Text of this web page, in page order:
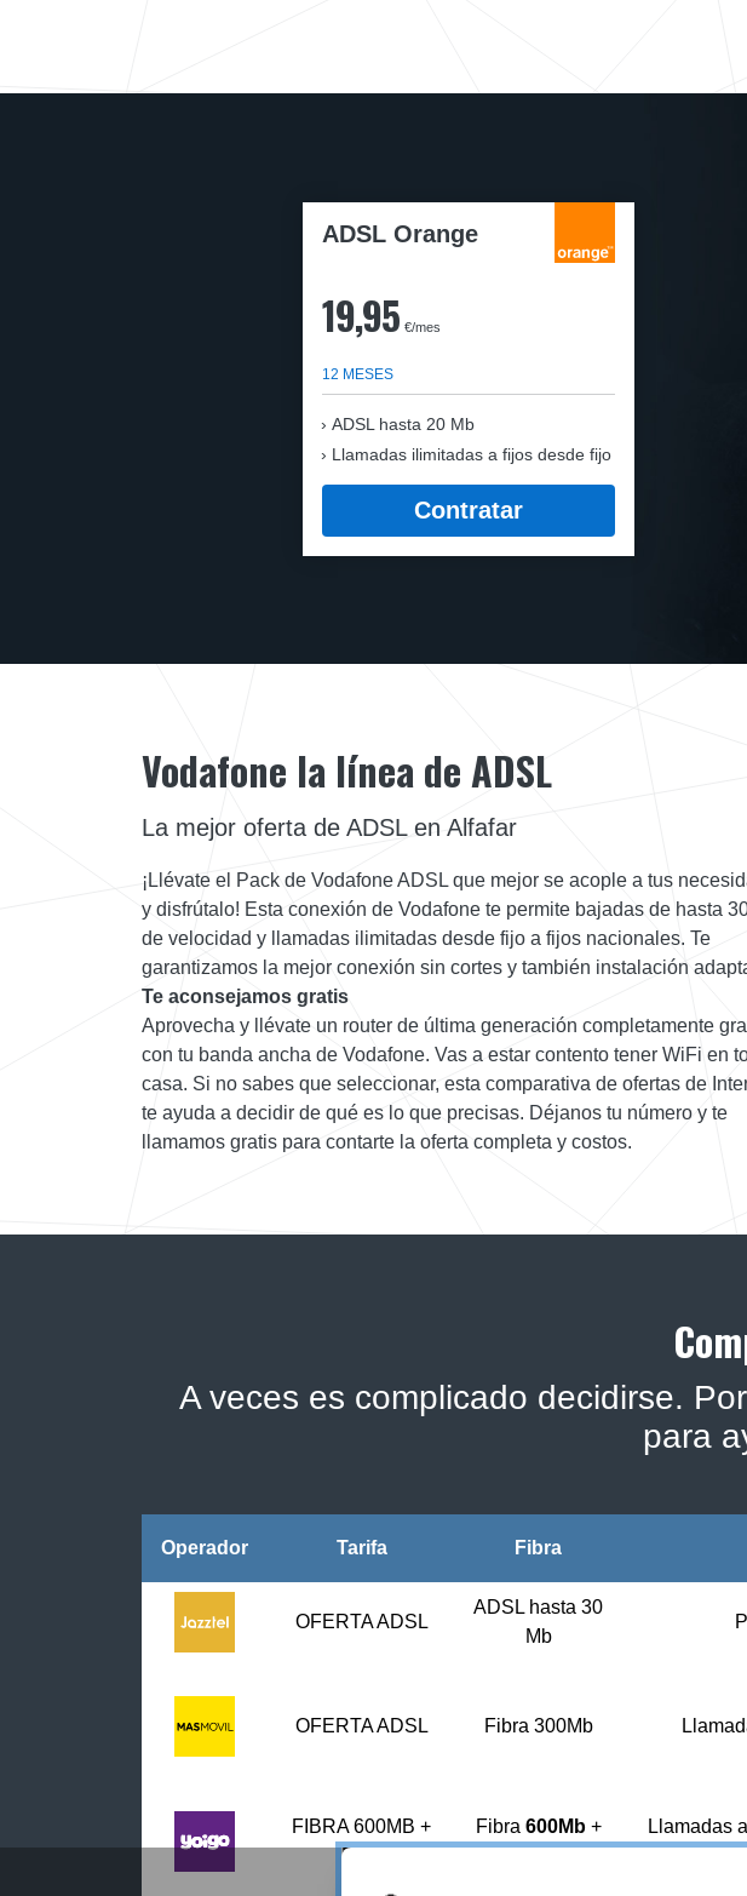
ADSL Orange
19,95 €/mes
12 MESES
ADSL hasta 20 Mb
Llamadas ilimitadas a fijos desde fijo
Contratar
Vodafone la línea de ADSL
La mejor oferta de ADSL en Alfafar
¡Llévate el Pack de Vodafone ADSL que mejor se acople a tus
y disfrútalo! Esta conexión de Vodafone te permite bajadas de hasta
de velocidad y llamadas ilimitadas desde fijo a fijos nacionales. Te
garantizamos la mejor conexión sin cortes y también instalación
Te aconsejamos gratis
Aprovecha y llévate un router de última generación completamente
con tu banda ancha de Vodafone. Vas a estar contento tener WiFi en
casa. Si no sabes que seleccionar, esta comparativa de ofertas de
te ayuda a decidir de qué es lo que precisas. Déjanos tu número y te
llamamos gratis para contarte la oferta completa y costos.
A veces es complicado decidirse.
para
Operador Tarifa Fibra
OFERTA ADSL
ADSL hasta 30
Mb
OFERTA ADSL Fibra 300Mb
FIBRA 600MB +
FIJO
Fibra 600Mb+
Llamadas